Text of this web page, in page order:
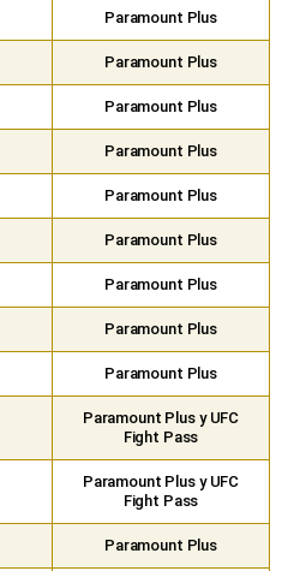
Paramount Plus
Paramount Plus
Paramount Plus
Paramount Plus
Paramount Plus
Paramount Plus
Paramount Plus
Paramount Plus
Paramount Plus
Paramount Plus y UFC
Fight Pass
Paramount Plus y UFC
Fight Pass
Paramount Plus